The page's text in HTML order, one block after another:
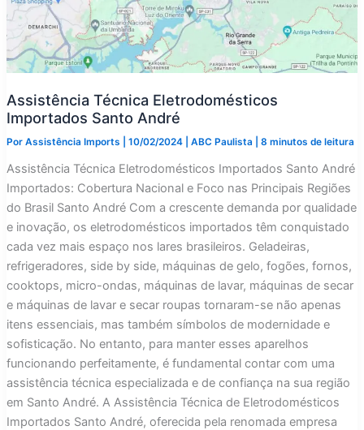
Assistência Técnica Eletrodomésticos
Importados Santo André
Por Assistência Imports 10/02/2024 ABC Paulista 8 minutos de leitura
Assistência Técnica Eletrodomésticos Importados Santo André
Importados: Cobertura Nacional e Foco nas Principais Regiões
do Brasil Santo André Com a crescente demanda por qualidade
e inovação, os eletrodomésticos importados têm conquistado
cada vez mais espaço nos lares brasileiros. Geladeiras,
refrigeradores, side by side, máquinas de gelo, fogões, fornos,
cooktops, micro-ondas, máquinas de lavar, máquinas de secar
e máquinas de lavar e secar roupas tornaram-se não apenas
itens essenciais, mas também símbolos de modernidade e
sofisticação. No entanto, para manter esses aparelhos
funcionando perfeitamente, é fundamental contar com uma
assistência técnica especializada e de confiança na sua região
em Santo André. A Assistência Técnica de Eletrodomésticos
Importados Santo André, oferecida pela renomada empresa